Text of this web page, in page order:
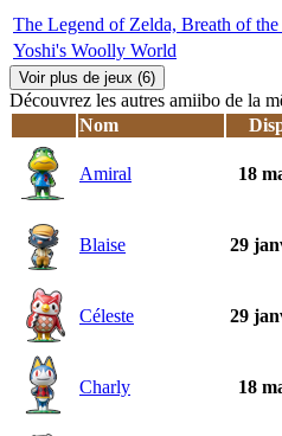
The Legend of Zelda, Breath of
Yoshi's Woolly World
Voir plus de jeux (6)
Découvrez les autres amiibo de la
Nom
Amiral 18
Blaise 29
Céleste 29
Charly 18